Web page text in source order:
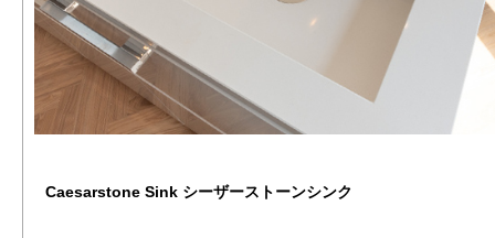
Caesarstone Sink シーザーストーンシンク